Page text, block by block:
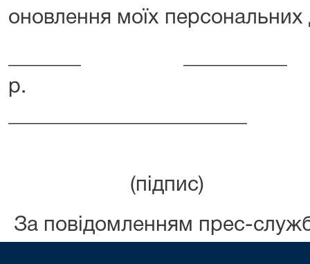
оновлення моїх персональних
(підпис)
За повідомленням прес-